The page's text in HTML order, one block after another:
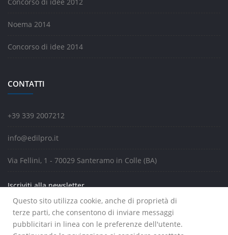
Questo sito utilizza cookie, anche di proprietà di
terze parti, che consentono di inviare messaggi
pubblicitari in linea con le preferenze dell'utente.
Noema 2014
Concorso di idee 2014
CONTATTI
+39 339 2007212
info@edilpro.it
Via Fellini, 1 - 70029 Santeramo in Colle (BA)
Iscriviti alla newsletter